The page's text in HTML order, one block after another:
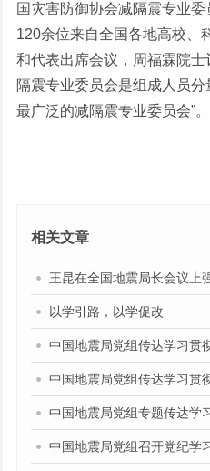
国灾害防御协会减隔震专业委
120余位来自全国各地高校、
和代表出席会议，周福霖院
隔震专业委员会是组成人员
最广泛的减隔震专业委员会”。
相关文章
以学引路，以学促改